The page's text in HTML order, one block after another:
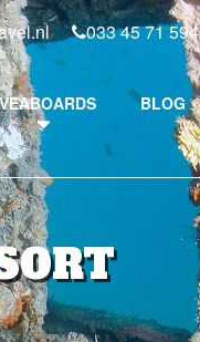
033 45 71 594
BLOG